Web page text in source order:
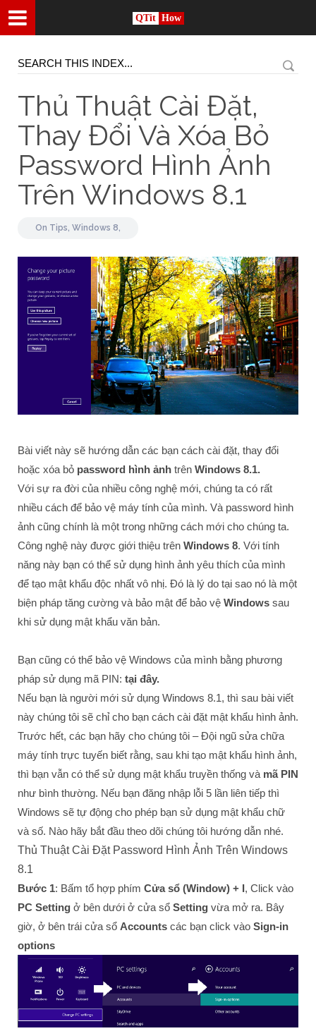
QTit How
Thủ Thuật Cài Đặt,
Thay Đổi Và Xóa Bỏ
Password Hình Ảnh
Trên Windows 8.1
On Tips, Windows 8,
Bài viết này sẽ hướng dẫn các bạn cách cài đặt, thay đổi
hoặc xóa bỏ password hình ảnh trên Windows 8.1.
Với sự ra đời của nhiều công nghệ mới, chúng ta có rất
nhiều cách để bảo vệ máy tính của mình. Và password hình
ảnh cũng chính là một trong những cách mới cho chúng ta.
Công nghệ này được giới thiệu trên Windows 8. Với tính
năng này bạn có thể sử dụng hình ảnh yêu thích của mình
để tạo mật khẩu độc nhất vô nhị. Đó là lý do tại sao nó là một
biện pháp tăng cường và bảo mật để bảo vệ Windows sau
khi sử dụng mật khẩu văn bản.
Bạn cũng có thể bảo vệ Windows của mình bằng phương
pháp sử dụng mã PIN: tại đây.
Nếu bạn là người mới sử dụng Windows 8.1, thì sau bài viết
này chúng tôi sẽ chỉ cho bạn cách cài đặt mật khẩu hình ảnh.
Trước hết, các bạn hãy cho chúng tôi – Đội ngũ sửa chữa
máy tính trực tuyến biết rằng, sau khi tạo mật khẩu hình ảnh,
thì bạn vẫn có thể sử dụng mật khẩu truyền thống và mã PIN
như bình thường. Nếu bạn đăng nhập lỗi 5 lần liên tiếp thì
Windows sẽ tự động cho phép bạn sử dụng mật khẩu chữ
và số. Nào hãy bắt đầu theo dõi chúng tôi hướng dẫn nhé.
Thủ Thuật Cài Đặt Password Hình Ảnh Trên Windows
8.1
Bước 1: Bấm tổ hợp phím Cửa sổ (Window) + I, Click vào
PC Setting ở bên dưới ở cửa sổ Setting vừa mở ra. Bây
giờ, ở bên trái cửa sổ Accounts các bạn click vào Sign-in
options